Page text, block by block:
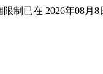
制已在 2026年08月